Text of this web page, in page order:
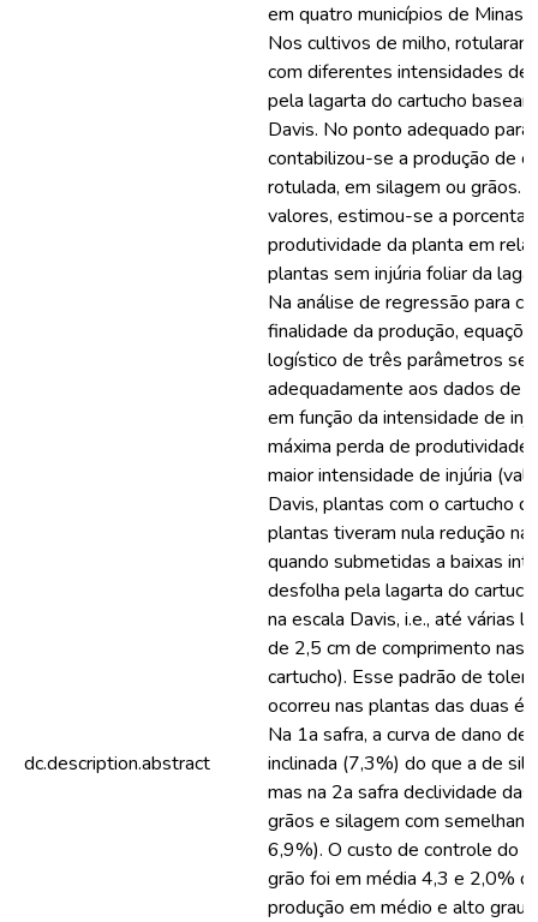
dc.description.abstract
em quatro municípios de Minas
Nos cultivos de milho,
com diferentes intensidades de
pela lagarta do cartucho
Davis. No ponto adequado para
contabilizou-se a produção de
rotulada, em silagem ou grãos.
valores, estimou-se a
produtividade da planta em
plantas sem injúria foliar da
Na análise de regressão para
finalidade da produção,
logístico de três parâmetros se
adequadamente aos dados de
em função da intensidade de
máxima perda de
maior intensidade de injúria
Davis, plantas com o cartucho
plantas tiveram nula redução
quando submetidas a baixas
desfolha pela lagarta do
na escala Davis, i.e., até várias
de 2,5 cm de comprimento nas
cartucho). Esse padrão de
ocorreu nas plantas das duas
Na 1a safra, a curva de dano de
inclinada (7,3%) do que a de
mas na 2a safra declividade das
grãos e silagem com
6,9%). O custo de controle do
grão foi em média 4,3 e 2,0%
produção em médio e alto grau